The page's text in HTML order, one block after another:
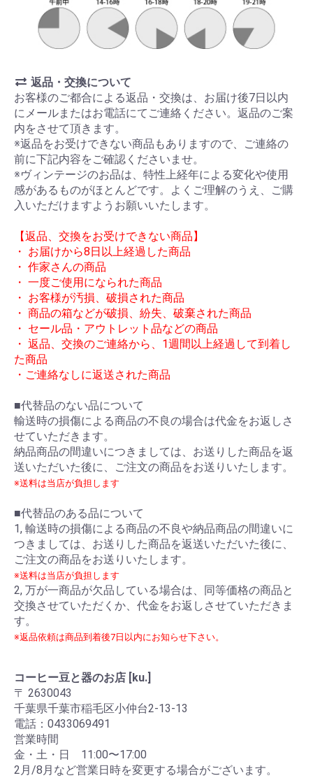
返品・交換について
お客様のご都合による返品・交換は、お届け後7日以内
にメールまたはお電話にてご連絡ください。返品のご案
内をさせて頂きます。
※返品をお受けできない商品もありますので、ご連絡の
前に下記内容をご確認くださいませ。
※ヴィンテージのお品は、特性上経年による変化や使用
感があるものがほとんどです。よくご理解のうえ、ご購
入いただけますようお願いいたします。
【返品、交換をお受けできない商品】
・ お届けから8日以上経過した商品
・ 作家さんの商品
・ 一度ご使用になられた商品
・ お客様が汚損、破損された商品
・ 商品の箱などが破損、紛失、破棄された商品
・ セール品・アウトレット品などの商品
・ 返品、交換のご連絡から、1週間以上経過して到着し
た商品
・ご連絡なしに返送された商品
■代替品のない品について
輸送時の損傷による商品の不良の場合は代金をお返しさ
せていただきます。
納品商品の間違いにつきましては、お送りした商品を返
送いただいた後に、ご注文の商品をお送りいたします。
※送料は当店が負担します
■代替品のある品について
1, 輸送時の損傷による商品の不良や納品商品の間違いに
つきましては、お送りした商品を返送いただいた後に、
ご注文の商品をお送りいたします。
※送料は当店が負担します
2, 万が一商品が欠品している場合は、同等価格の商品と
交換させていただくか、代金をお返しさせていただきま
す。
※返品依頼は商品到着後7日以内にお知らせ下さい。
コーヒー豆と器のお店 [ku.]
〒 2630043
千葉県千葉市稲毛区小仲台2-13-13
電話：0433069491
営業時間
金・土・日 11:00〜17:00
2月/8月など営業日時を変更する場合がございます。